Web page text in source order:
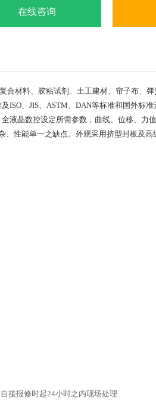
在线咨询
合材料、胶粘试剂、土工建材、帘子布、弹
ISO、JIS、ASTM、DAN等标准和国外标
液晶数控设定所需参数，曲线、位移、力
性能单一之缺点。外观采用挤型封板及
接报修时起24小时之内现场处理.